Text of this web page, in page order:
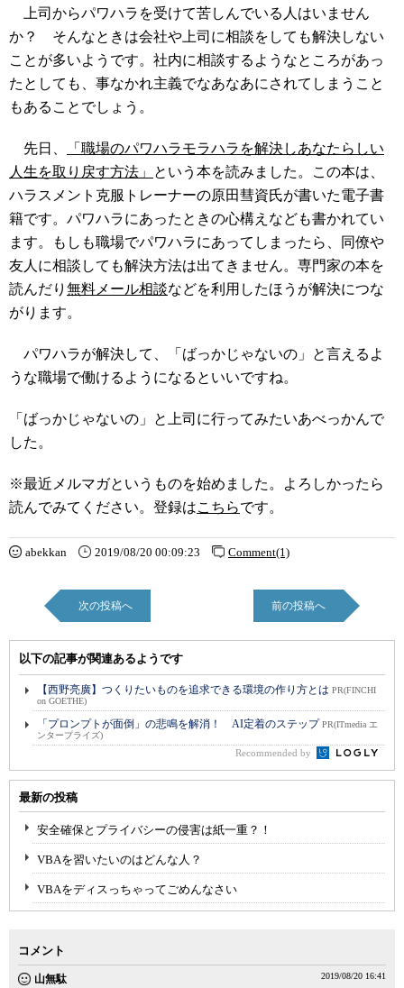
上司からパワハラを受けて苦しんでいる人はいません
か？ そんなときは会社や上司に相談をしても解決しない
ことが多いようです。 社内に相談するようなところがあっ
たとしても、事なかれ主義でなあなあにされてしまうこと
もあることでしょう。
先日、
「職場のパワハラモラハラを解決しあなたらしい
人生を取り戻す方法」
という本を読みました。この本は、
ハラスメント克服トレーナーの原田彗資氏が書いた電子書
籍です。パワハラにあったときの心構えなども書かれてい
ます。もしも職場でパワハラにあってしまったら、同僚や
友人に相談しても解決方法は出てきません。専門家の本を
読んだり 無料メール相談などを利用したほうが解決につな
がります。
パワハラが解決して、「ばっかじゃないの」と言えるよ
うな職場で働けるようになるといいですね。
「ばっかじゃないの」と上司に行ってみたいあべっかんで
した。
※最近メルマガというものを始めました。よろしかったら
読んでみてください。登録はこちらです。
abekkan 2019/08/20 00:09:23 Comment(1)
次の投稿へ 前の投稿へ
以下の記事が関連あるようです
【西野亮廣】つくりたいものを追求できる環境の作り方とは PR(FINCHI
on GOETHE)
「プロンプトが面倒」の悲鳴を解消！ AI定着のステップPR(ITmedia エ
ンタープライズ)
Recommended by
最新の投稿
安全確保とプライバシーの侵害は紙一重？！
VBAを習いたいのはどんな人？
VBAをディスっちゃってごめんなさい
コメント
山無駄 2019/08/20 16:41